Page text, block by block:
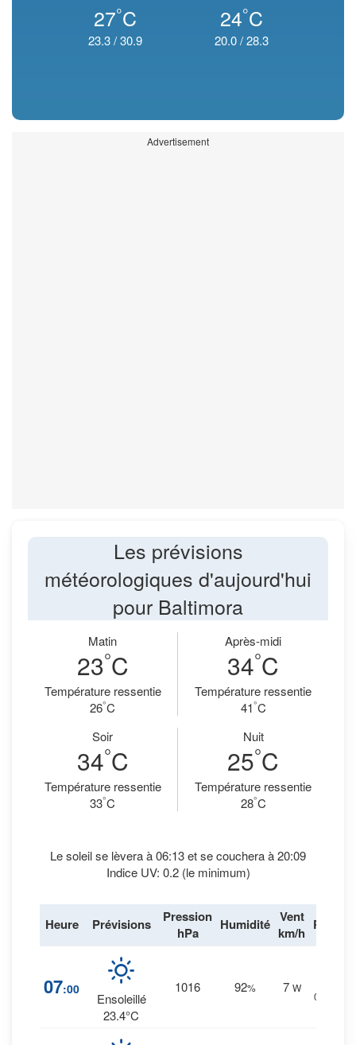
27°C
23.3/30.9
24°C
20.0/28.3
Advertisement
Les prévisions
météorologiques d'aujourd'hui
pour Baltimora
Matin
23°C
Température ressentie
26°C
Après-midi
34°C
Température ressentie
41°C
Soir
34°C
Température ressentie
33°C
Nuit
25°C
Température ressentie
28°C
Le soleil se lèvera à 06:13 et se couchera à 20:09
Indice UV: 0.2 (le minimum)
Heure Prévisions
Pression
hPa
Humidité Vent
km/h Pluie
07:00
Ensoleillé
23.4°C
1016 92% 7 W
0 mm.